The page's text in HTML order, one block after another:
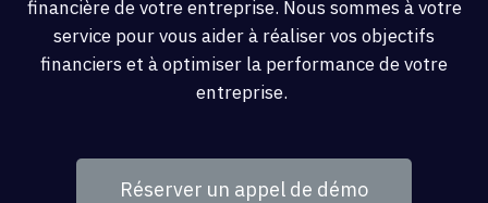
financière de votre entreprise. Nous sommes à votre
service pour vous aider à réaliser vos objectifs
financiers et à optimiser la performance de votre
entreprise.
Réserver un appel de démo